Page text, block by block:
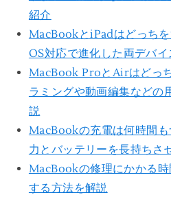
紹介
MacBookとiPadはどっち
OS対応で進化した両デバ
MacBook ProとAirはどっ
ラミングや動画編集などの
説
MacBookの充電は何時間
力とバッテリーを長持ちさ
MacBookの修理にかかる
する方法を解説